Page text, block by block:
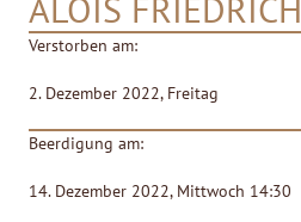
Verstorben am:
2. Dezember 2022, Freitag
Beerdigung am:
14. Dezember 2022, Mittwoch 14:30